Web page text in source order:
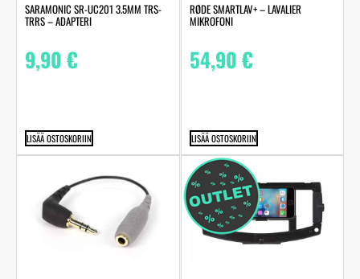
SARAMONIC SR-UC201 3.5MM TRS-
TRRS – ADAPTERI
9,90€
LISÄÄ OSTOSKORIIN
RØDE SMARTLAV+ – LAVALIER
MIKROFONI
54,90€
LISÄÄ OSTOSKORIIN